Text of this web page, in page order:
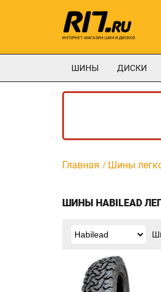
ШИНЫ ДИСКИ
Главная Шины
ШИНЫ HABILEAD